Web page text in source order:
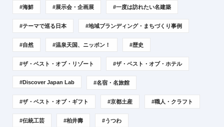
#海鮮 #展示会・企画展 #一度は訪れたい名建築
#テーマで巡る日本 #地域ブランディング・まちづくり事例
#自然 #温泉天国、ニッポン！ #歴史
#ザ・ベスト・オブ・リゾート #ザ・ベスト・オブ・ホテル
#Discover Japan Lab #名宿・名旅館
#ザ・ベスト・オブ・ギフト #京都土産 #職人・クラフト
#伝統工芸 #柏井壽 #うつわ